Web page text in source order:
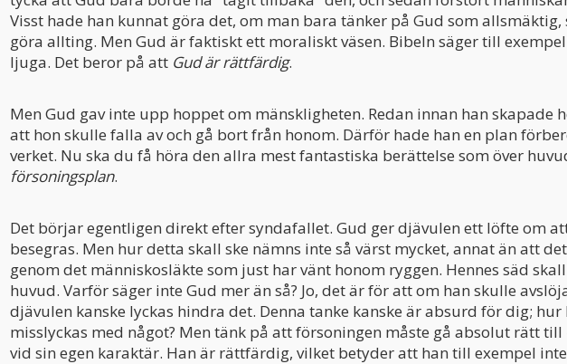
Visst hade han kunnat göra det, om man bara tänker på Gud som allsmäktig,
göra allting. Men Gud är faktiskt ett moraliskt väsen. Bibeln säger till
ljuga. Det beror på att Gud är rättfärdig.
Men Gud gav inte upp hoppet om mänskligheten. Redan innan han skapade
att hon skulle falla av och gå bort från honom. Därför hade han en plan
verket. Nu ska du få höra den allra mest fantastiska berättelse som över
försoningsplan.
Det börjar egentligen direkt efter syndafallet. Gud ger djävulen ett löfte om
besegras. Men hur detta skall ske nämns inte så värst mycket, annat än att
genom det människosläkte som just har vänt honom ryggen. Hennes säd
huvud. Varför säger inte Gud mer än så? Jo, det är för att om han skulle
djävulen kanske lyckas hindra det. Denna tanke kanske är absurd för dig; hur
misslyckas med något? Men tänk på att försoningen måste gå absolut rätt
vid sin egen karaktär. Han är rättfärdig, vilket betyder att han till exempel